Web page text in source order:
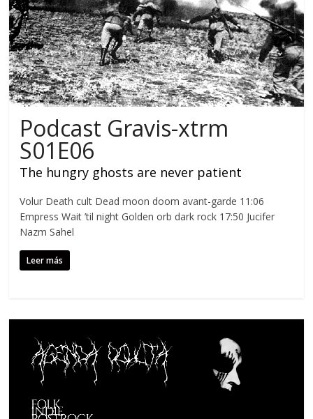
Podcast Gravis-xtrm
S01E06
The hungry ghosts are never patient
Volur Death cult Dead moon doom avant-garde 11:06
Empress Wait ’til night Golden orb dark rock 17:50 Jucifer
Nazm Sahel
Leer más